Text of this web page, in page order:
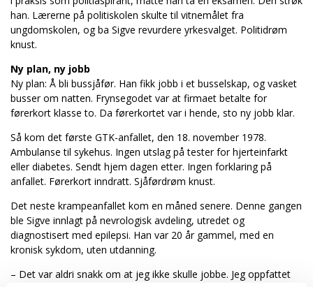
han. Lærerne på politiskolen skulte til vitnemålet fra
ungdomskolen, og ba Sigve revurdere yrkesvalget. Politidrøm
knust.
Ny plan, ny jobb
Ny plan: Å bli bussjåfør. Han fikk jobb i et busselskap, og vasket
busser om natten. Frynsegodet var at firmaet betalte for
førerkort klasse to. Da førerkortet var i hende, sto ny jobb klar.
Så kom det første GTK-anfallet, den 18. november 1978.
Ambulanse til sykehus. Ingen utslag på tester for hjerteinfarkt
eller diabetes. Sendt hjem dagen etter. Ingen forklaring på
anfallet. Førerkort inndratt. Sjåførdrøm knust.
Det neste krampeanfallet kom en måned senere. Denne gangen
ble Sigve innlagt på nevrologisk avdeling, utredet og
diagnostisert med epilepsi. Han var 20 år gammel, med en
kronisk sykdom, uten utdanning.
– Det var aldri snakk om at jeg ikke skulle jobbe. Jeg oppfattet